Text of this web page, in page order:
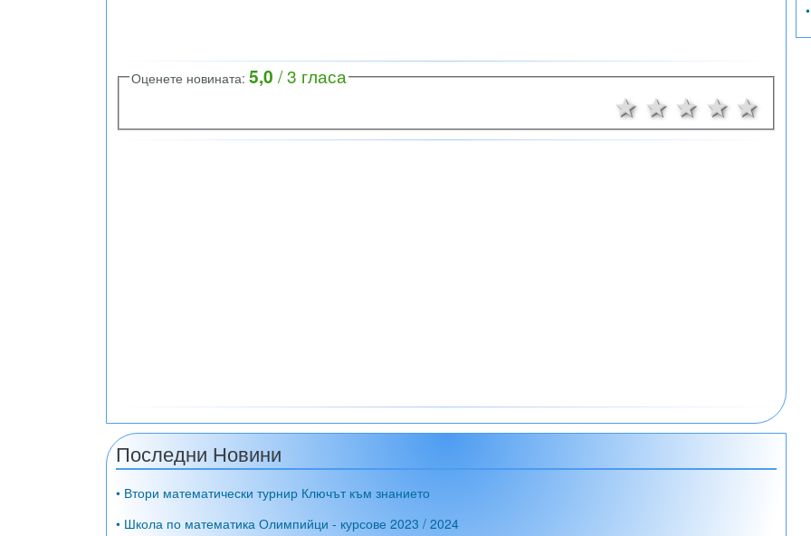
Оценете новината: 5,0 /3 гласа
4
3 звезди
2 звезди
1 звезда
Последни Новини
• Втори математически турнир Ключът към знанието
• Школа по математика Олимпийци - курсове 2023 / 2024